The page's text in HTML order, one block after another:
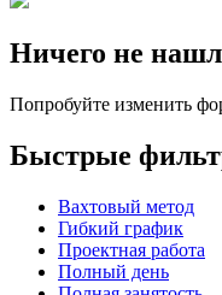
Ничего не
Попробуйте изменить
Быстрые
Вахтовый метод
Гибкий график
Проектная работа
Полный день